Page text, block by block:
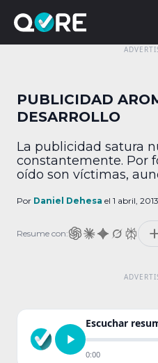
PUBLICIDAD
DESARROLLO
La publicidad satura
constantemente. Por
oído son víctimas,
método para que los
certero. El recurso
principios del siglo XX
Por Daniel Dehesa el 1 abril,
Resume con:
Escuchar
0:00